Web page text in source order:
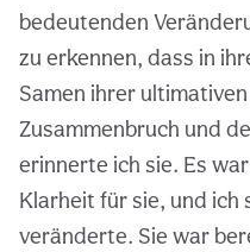
bedeutenden
zu erkennen, dass in
Samen ihrer
Zusammenbruch und
erinnerte ich sie. Es
Klarheit für sie, und ich
veränderte. Sie war